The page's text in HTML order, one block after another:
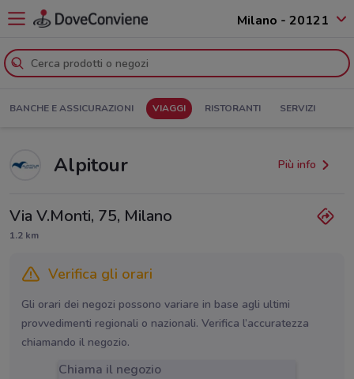
Milano - 20121
BANCHE E ASSICURAZIONI VIAGGI RISTORANTI SERVIZI
Alpitour Più info
Via V.Monti, 75, Milano
1.2 km
Verifica gli orari
Gli orari dei negozi possono variare in base agli ultimi
provvedimenti regionali o nazionali. Verifica l’accuratezza
chiamando il negozio.
Chiama il negozio